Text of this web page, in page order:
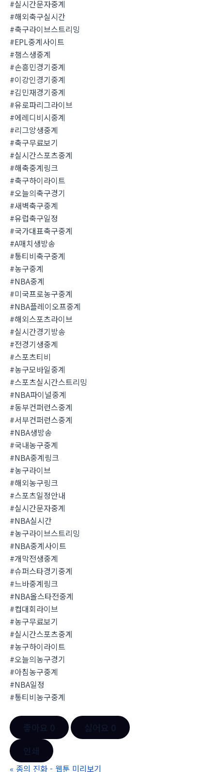
#실시간문자중계
#해외축구실시간
#축구라이브스트리밍
#EPL중계사이트
#챔스생중계
#손흥민경기중계
#이강인경기중계
#김민재경기중계
#유로파리그라이브
#에레디비시중계
#리그앙생중계
#축구무료보기
#실시간스포츠중계
#해축중계링크
#축구하이라이트
#오늘의축구경기
#새벽축구중계
#유럽축구일정
#국가대표축구중계
#A매치생방송
#통티비축구중계
#농구중계
#NBA중계
#미국프로농구중계
#NBA플레이오프중계
#해외스포츠라이브
#실시간경기방송
#전경기생중계
#스포츠티비
#농구모바일중계
#스포츠실시간스트리밍
#NBA파이널중계
#동부컨퍼런스중계
#서부컨퍼런스중계
#NBA생방송
#국내농구중계
#NBA중계링크
#농구라이브
#해외농구링크
#스포츠일정안내
#실시간문자중계
#NBA실시간
#농구라이브스트리밍
#NBA중계사이트
#개막전생중계
#슈퍼스타경기중계
#느바중계링크
#NBA올스타전중계
#컵대회라이브
#농구무료보기
#실시간스포츠중계
#농구하이라이트
#오늘의농구경기
#아침농구중계
#NBA일정
#통티비농구중계
« 종의 진화 - 웹툰 미리보기